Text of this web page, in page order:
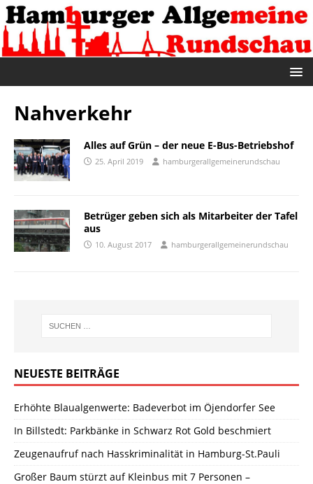
Nahverkehr
Alles auf Grün – der neue E-Bus-Betriebshof
25. April 2019 hamburgerallgemeinerundschau
Betrüger geben sich als Mitarbeiter der Tafel
aus
10. August 2017 hamburgerallgemeinerundschau
NEUESTE BEITRÄGE
Erhöhte Blaualgenwerte: Badeverbot im Öjendorfer See
In Billstedt: Parkbänke in Schwarz Rot Gold beschmiert
Zeugenaufruf nach Hasskriminalität in Hamburg-St.Pauli
Großer Baum stürzt auf Kleinbus mit 7 Personen –